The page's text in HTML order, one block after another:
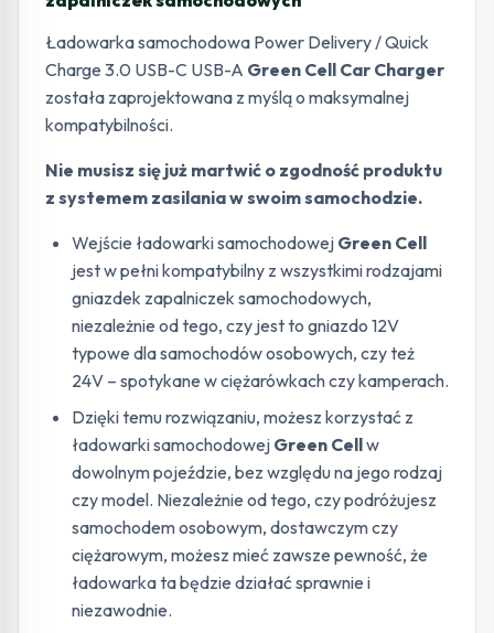
Ładowarka samochodowa Power Delivery / Quick
Charge 3.0 USB-C USB-A Green Cell Car Charger
została zaprojektowana z myślą o maksymalnej
kompatybilności.
Nie musisz się już martwić o zgodność produktu
z systemem zasilania w swoim samochodzie.
Wejście ładowarki samochodowej Green Cell
jest w pełni kompatybilny z wszystkimi rodzajami
gniazdek zapalniczek samochodowych,
niezależnie od tego, czy jest to gniazdo 12V
typowe dla samochodów osobowych, czy też
24V – spotykane w ciężarówkach czy kamperach.
Dzięki temu rozwiązaniu, możesz korzystać z
ładowarki samochodowej Green Cellw
dowolnym pojeździe, bez względu na jego rodzaj
czy model. Niezależnie od tego, czy podróżujesz
samochodem osobowym, dostawczym czy
ciężarowym, możesz mieć zawsze pewność, że
ładowarka ta będzie działać sprawnie i
niezawodnie.